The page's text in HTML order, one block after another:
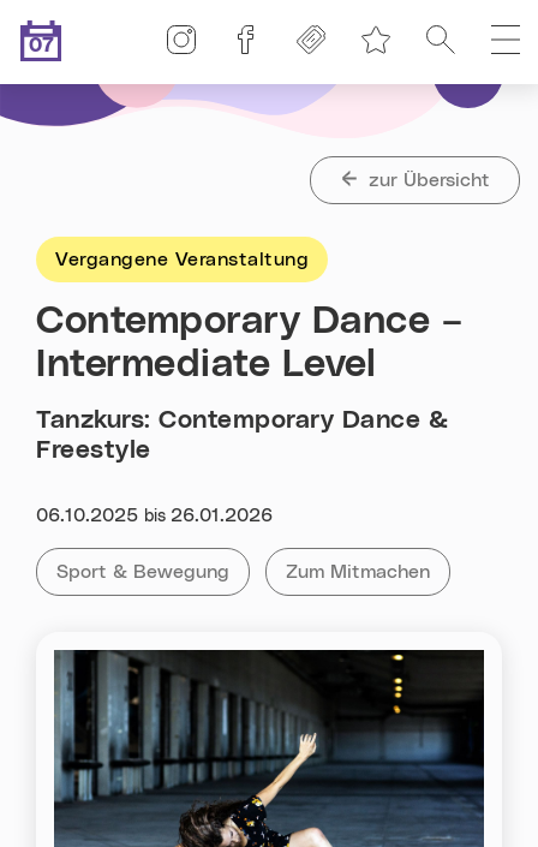
Heute ist der
07
Suche
Freikarten
Linz-Termine auf Facebook
Linz-Termine auf Instagram
zur Übersicht
Vergangene Veranstaltung
Contemporary Dance –
Intermediate Level
Tanzkurs: Contemporary Dance &
Freestyle
Datum:
06.10.2025 bis 26.01.2026
Kategorie:
Alle Veranstaltungen der Kategorie
Sport & Bewegung Tag:Alle Veranstaltungen mit
Zum Mitmachen